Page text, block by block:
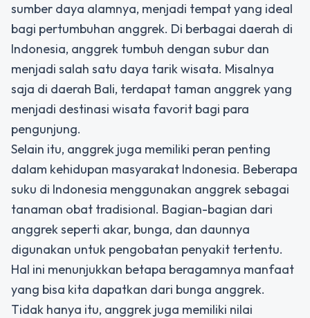
sumber daya alamnya, menjadi tempat yang ideal
bagi pertumbuhan anggrek. Di berbagai daerah di
Indonesia, anggrek tumbuh dengan subur dan
menjadi salah satu daya tarik wisata. Misalnya
saja di daerah Bali, terdapat taman anggrek yang
menjadi destinasi wisata favorit bagi para
pengunjung.
Selain itu, anggrek juga memiliki peran penting
dalam kehidupan masyarakat Indonesia. Beberapa
suku di Indonesia menggunakan anggrek sebagai
tanaman obat tradisional. Bagian-bagian dari
anggrek seperti akar, bunga, dan daunnya
digunakan untuk pengobatan penyakit tertentu.
Hal ini menunjukkan betapa beragamnya manfaat
yang bisa kita dapatkan dari bunga anggrek.
Tidak hanya itu, anggrek juga memiliki nilai